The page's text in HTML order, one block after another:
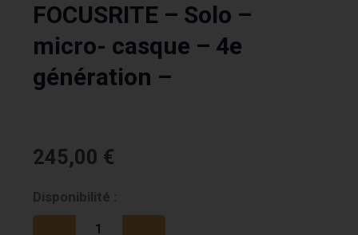
FOCUSRITE – Solo –
micro- casque – 4e
génération –
245,00 €
Disponibilité :
quantité
de